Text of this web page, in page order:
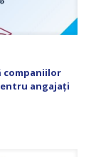
companiilor
angajați